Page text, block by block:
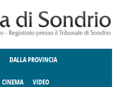
DALLA PROVINCIA
CINEMA VIDEO